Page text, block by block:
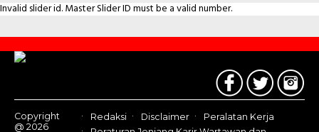
Invalid slider id. Master Slider ID must be a valid number.
Contact
Us
Copyright
@ 2026
Redaksi Disclaimer
Peralatan Kerja